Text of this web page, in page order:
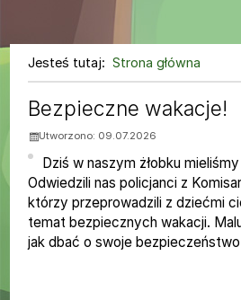
Jesteś tutaj: Strona główna
Strona główna
Aktualności, strona
Bezpieczne wakacje!
Utworzono: 09.07.2026
Dziś w naszym żłobku
Odwiedzili nas policjanci z
którzy przeprowadzili z dziećmi
temat bezpiecznych wakacji.
jak dbać o swoje